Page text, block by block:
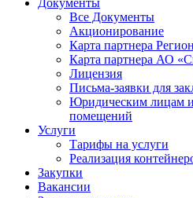
Все Документы
Акционирование
Карта партнера
Карта партнера АО
Лицензия
Письма-заявки для
Юридическим лицам
помещений
Услуги
Тарифы на услуги
Реализация
Закупки
Вакансии